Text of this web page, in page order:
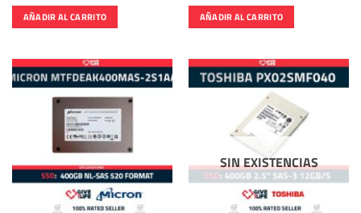
AÑADIR AL CARRITO AÑADIR AL CARRITO
SIN EXISTENCIAS